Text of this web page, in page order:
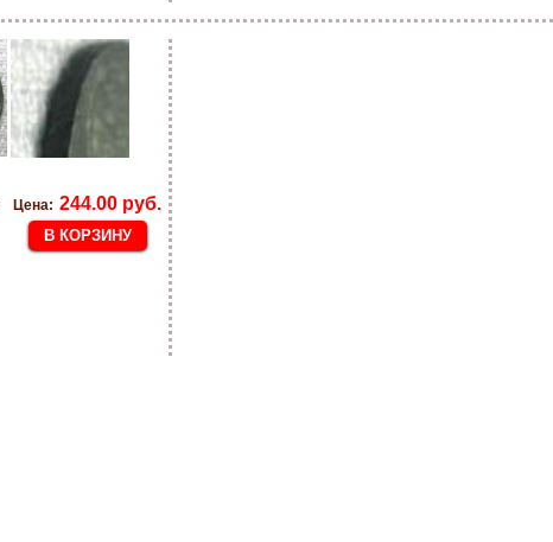
Цена: 244.00 руб.